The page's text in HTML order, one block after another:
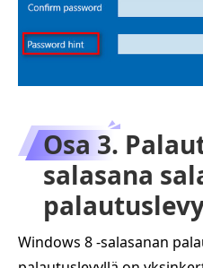
Osa 3.
salasana
Windows 8 -salasanan